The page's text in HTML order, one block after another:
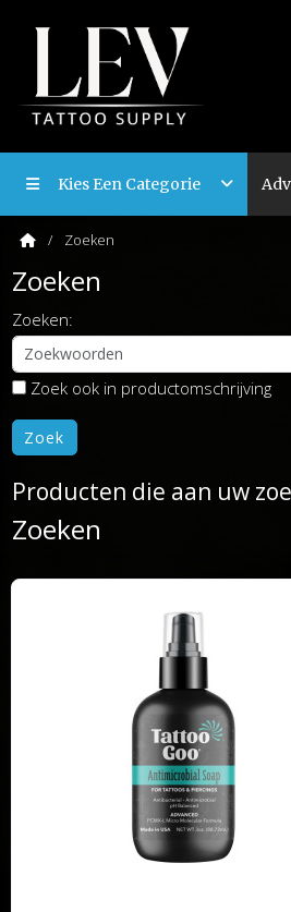
Kies Een Categorie
Zoeken
Zoeken
Zoeken:
Zoek ook in productomschrijving
Producten die aan uw
Zoeken